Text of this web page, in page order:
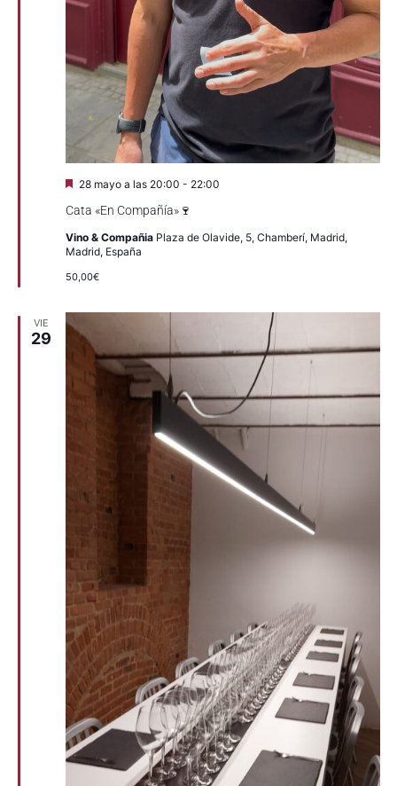
Cata «En Compañía»🍷
Destacado
28 mayo a las 20:00 - 22:00
Vino & Compañia Plaza de Olavide, 5, Chamberí, Madrid,
Madrid, España
50,00€
VIE
29